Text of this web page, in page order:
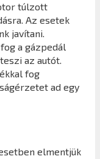
túlzott
Az esetek
javítani.
a gázpedál
az autót.
fog
ad egy
elmentjük